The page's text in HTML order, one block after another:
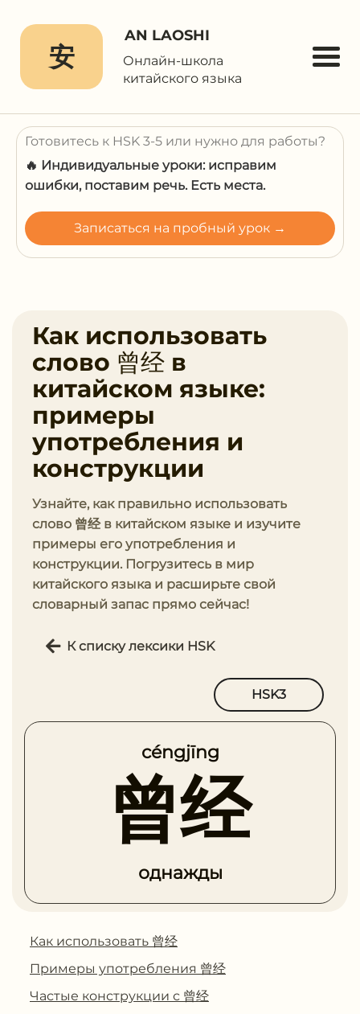
安
AN LAOSHI
Онлайн-школа
китайского языка
Готовитесь к HSK 3-5 или нужно для работы?
🔥 Индивидуальные уроки: исправим
ошибки, поставим речь. Есть места.
Записаться на пробный урок →
Как использовать
слово 曾经 в
китайском языке:
примеры
употребления и
конструкции
Узнайте, как правильно использовать
слово 曾经 в китайском языке и изучите
примеры его употребления и
конструкции. Погрузитесь в мир
китайского языка и расширьте свой
словарный запас прямо сейчас!
К списку лексики HSK
HSK3
céngjīng
曾经
однажды
Как использовать 曾经
Примеры употребления 曾经
Частые конструкции с 曾经